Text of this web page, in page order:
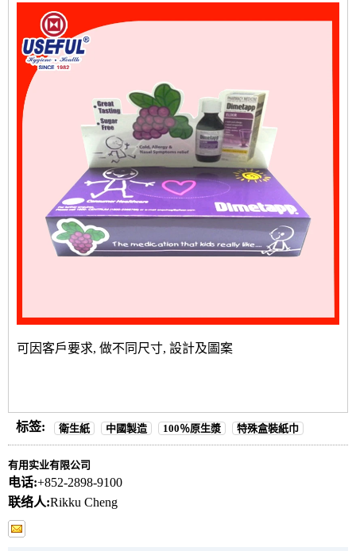
可因客戶要求, 做不同尺寸, 設計及圖案
标签: 衛生紙 中國製造 100％原生漿 特殊盒裝紙巾
有用实业有限公司
电话:+852-2898-9100
联络人:Rikku Cheng